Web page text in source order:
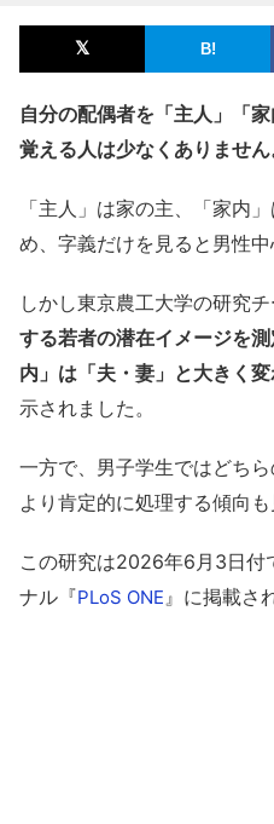
自分の配偶者を「主人」「
覚える人は少なくありません
「主人」は家の主、「家内
め、字義だけを見ると男性
しかし東京農工大学の研究チ
する若者の潜在イメージを
内」は「夫・妻」と大きく
示されました。
一方で、男子学生ではどち
より肯定的に処理する傾向も
この研究は2026年6月3日付
ナル『PLoS ONE 』に掲載さ